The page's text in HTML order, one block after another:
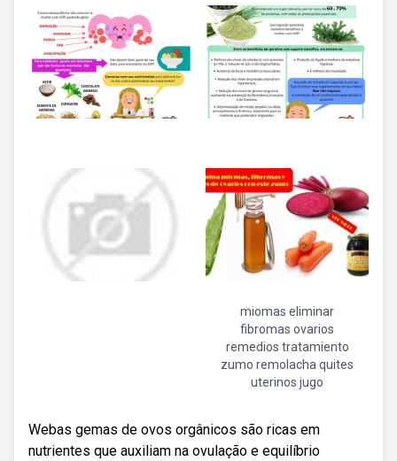
miomas eliminar
fibromas ovarios
remedios tratamiento
zumo remolacha quites
uterinos jugo
Webas gemas de ovos orgânicos são ricas em
nutrientes que auxiliam na ovulação e equilíbrio